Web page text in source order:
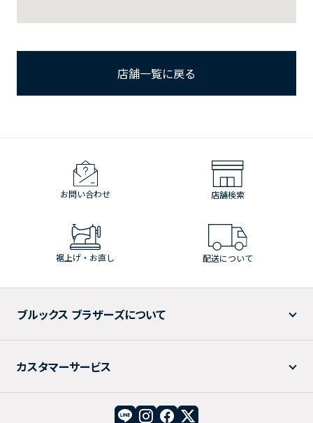
店舗一覧に戻る
お問い合わせ 店舗検索
裾上げ・お直し 配送について
ブルックス ブラザーズについて
カスタマーサービス